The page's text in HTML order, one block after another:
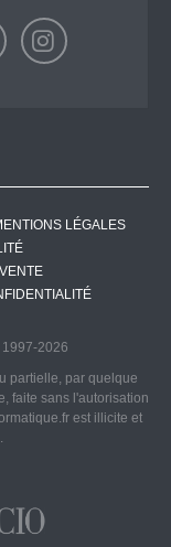
LÉGALES
2026
partielle, par quelque
faite sans l'autorisation
est illicite et